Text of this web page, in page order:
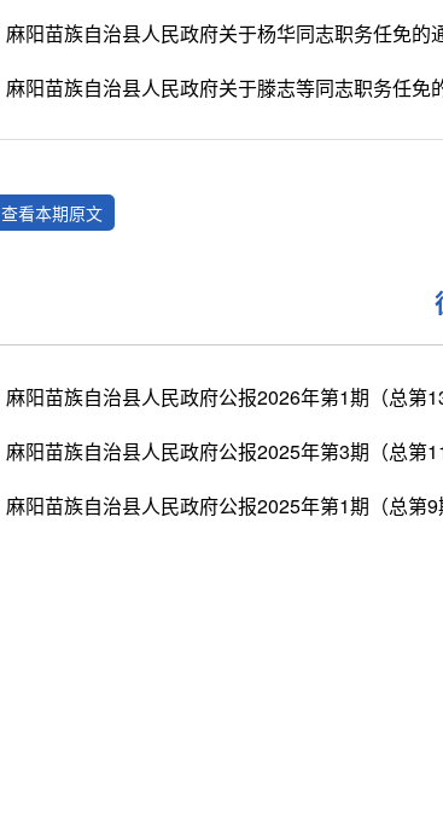
麻阳苗族自治县人民政府关于杨华同志职务任免的
麻阳苗族自治县人民政府关于滕志等同志职务任免
查看本期原文
麻阳苗族自治县人民政府公报2025年第1期（总第9